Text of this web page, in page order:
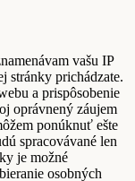
vašu IP
stránky prichádzate.
a prispôsobenie
oprávnený záujem
ponúknuť ešte
spracovávané len
je možné
osobných